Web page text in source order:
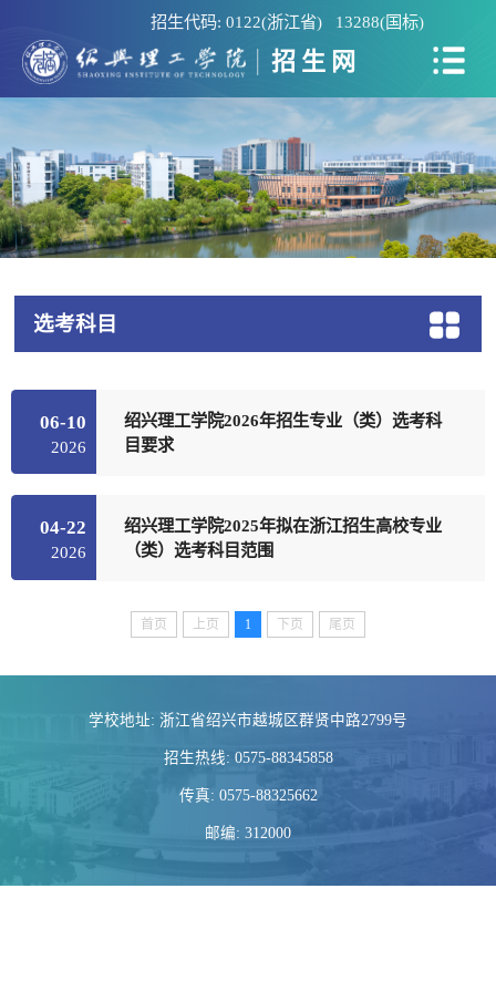
招生网
招生代码: 0122(浙江省) 13288(国标)
选考科目
06-10
2026
绍兴理工学院2026年招生专业（类）选考科
目要求
04-22
2026
绍兴理工学院2025年拟在浙江招生高校专业
（类）选考科目范围
首页 上页 1 下页 尾页
学校地址: 浙江省绍兴市越城区群贤中路2799号
招生热线: 0575-88345858
传真: 0575-88325662
邮编: 312000